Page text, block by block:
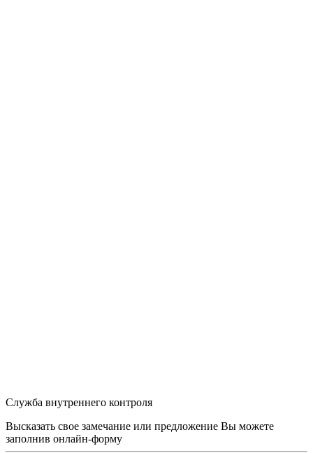
Служба внутреннего контроля
Высказать свое замечание или предложение Вы можете
заполнив онлайн-форму